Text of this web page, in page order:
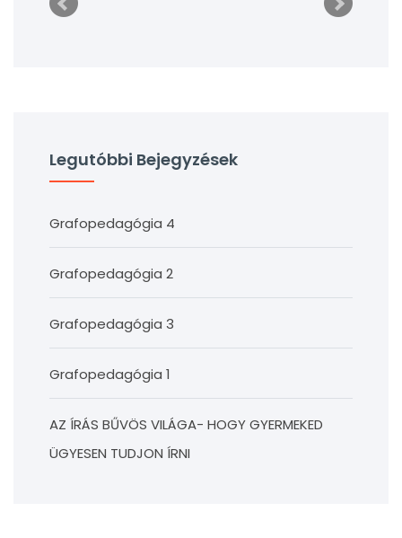
Legutóbbi Bejegyzések
Grafopedagógia 4
Grafopedagógia 2
Grafopedagógia 3
Grafopedagógia 1
AZ ÍRÁS BŰVÖS VILÁGA- HOGY GYERMEKED
ÜGYESEN TUDJON ÍRNI